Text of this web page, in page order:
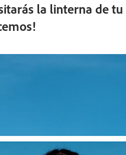
la linterna de